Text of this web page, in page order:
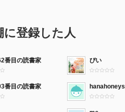
に登録した人
番目の読書家 ぴい
番目の読書家 hanahoneys